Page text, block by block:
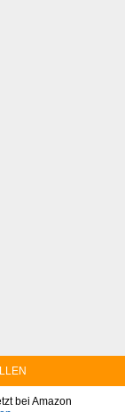
bei Amazon